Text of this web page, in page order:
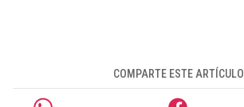
COMPARTE ESTE ARTÍCULO